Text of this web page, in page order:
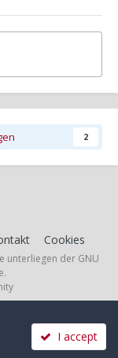
2
Cookies
unterliegen der GNU
I accept